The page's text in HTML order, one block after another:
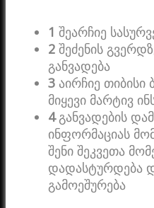
1 შეარჩიე
2 შეძენის
განვადება
3 აირჩიე თიბისი
მიყევი მარტივ
4განვადების
ინფორმაციას
შენი შეკვეთა
დადასტურდება
გამოეშურება